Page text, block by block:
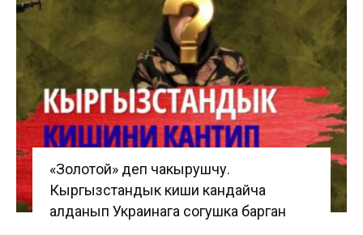
«Золотой» деп чакырушчу.
Кыргызстандык киши кандайча
алданып Украинага согушка барган